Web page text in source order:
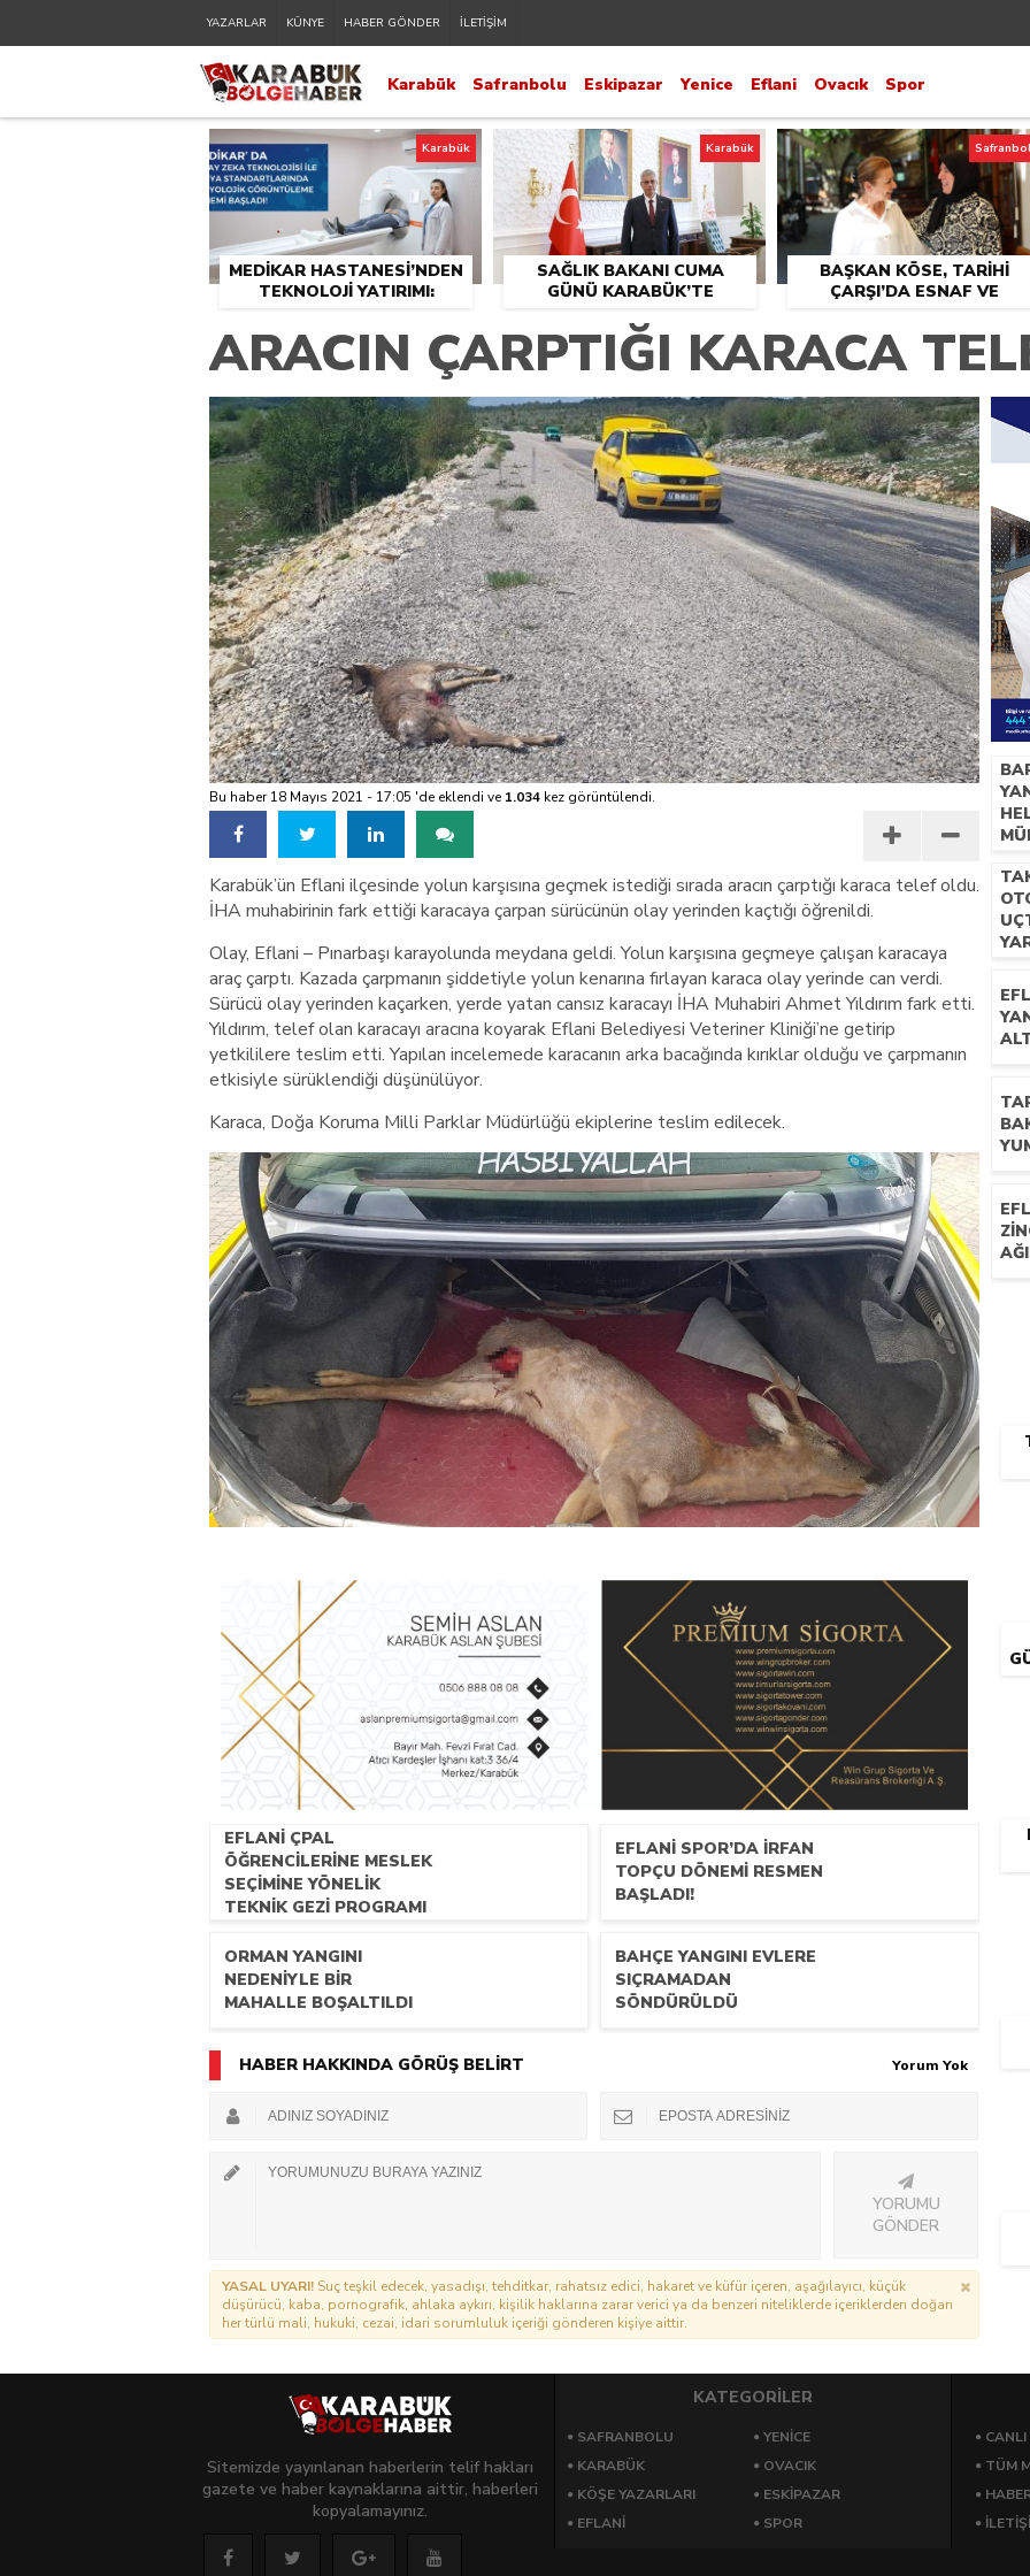
YAZARLAR KÜNYE HABER GÖNDER İLETİŞİM
Karabük Safranbolu Eskipazar Yenice Eflani Ovacık Spor
MEDİKAR HASTANESİ’NDEN
TEKNOLOJİ YATIRIMI:
CİHAZLAR HİZMETE GİRDİ
Karabük
SAĞLIK BAKANI CUMA
GÜNÜ KARABÜK’TE
Karabük
BAŞKAN KÖSE, TARİHİ
ÇARŞI’DA ESNAF VE
ARACIN ÇARPTIĞI KARACA
Bu haber 18 Mayıs 2021 - 17:05 'de eklendi ve 1.034 kez görüntülendi.
Karabük’ün Eflani ilçesinde yolun karşısına geçmek istediği sırada aracın çarptığı karaca telef oldu.
İHA muhabirinin fark ettiği karacaya çarpan sürücünün olay yerinden kaçtığı öğrenildi.
Olay, Eflani – Pınarbaşı karayolunda meydana geldi. Yolun karşısına geçmeye çalışan karacaya
araç çarptı. Kazada çarpmanın şiddetiyle yolun kenarına fırlayan karaca olay yerinde can verdi.
Sürücü olay yerinden kaçarken, yerde yatan cansız karacayı İHA Muhabiri Ahmet Yıldırım fark etti.
Yıldırım, telef olan karacayı aracına koyarak Eflani Belediyesi Veteriner Kliniği’ne getirip
yetkililere teslim etti. Yapılan incelemede karacanın arka bacağında kırıklar olduğu ve çarpmanın
etkisiyle sürüklendiği düşünülüyor.
Karaca, Doğa Koruma Milli Parklar Müdürlüğü ekiplerine teslim edilecek.
EFLANİ ÇPAL
ÖĞRENCİLERİNE MESLEK
SEÇİMİNE YÖNELİK
TEKNİK GEZİ PROGRAMI
EFLANİ SPOR’DA İRFAN
TOPÇU DÖNEMİ RESMEN
BAŞLADI!
ORMAN YANGINI
NEDENİYLE BİR
MAHALLE BOŞALTILDI
BAHÇE YANGINI EVLERE
SIÇRAMADAN
SÖNDÜRÜLDÜ
HABER HAKKINDA GÖRÜŞ BELİRT Yorum Yok
YORUMU
GÖNDER
YASAL UYARI! Suç teşkil edecek, yasadışı, tehditkar, rahatsız edici, hakaret ve küfür içeren, aşağılayıcı, küçük
düşürücü, kaba, pornografik, ahlaka aykırı, kişilik haklarına zarar verici ya da benzeri niteliklerde içeriklerden doğan
her türlü mali, hukuki, cezai, idari sorumluluk içeriği gönderen kişiye aittir.
Sitemizde yayınlanan haberlerin telif hakları
gazete ve haber kaynaklarına aittir, haberleri
kopyalamayınız.
KATEGORİLER
SAFRANBOLU
YENICE
KARABÜK
OVACIK
KÖŞE YAZARLARI
ESKIPAZAR
EFLANI
SPOR
TÜM